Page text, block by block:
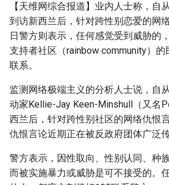
h
【天维网综合报道】业内人士称，自
到访新西兰后，针对跨性别恋爱的网
日警方则表示，任何感觉受到威胁的
支持者社区（rainbow community）
联系。
监测网络极端主义的分析人士说，自
动家Kellie-Jay Keen-Minshull（又名
西兰后，针对跨性别社区的网络仇恨
仇恨言论近期正在被反政府团体广泛传
警方表示，因性取向、性别认同、种
而被实施暴力或威胁是可不接受的。